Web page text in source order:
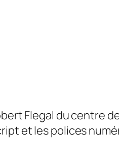
Flegal du centre
et les polices